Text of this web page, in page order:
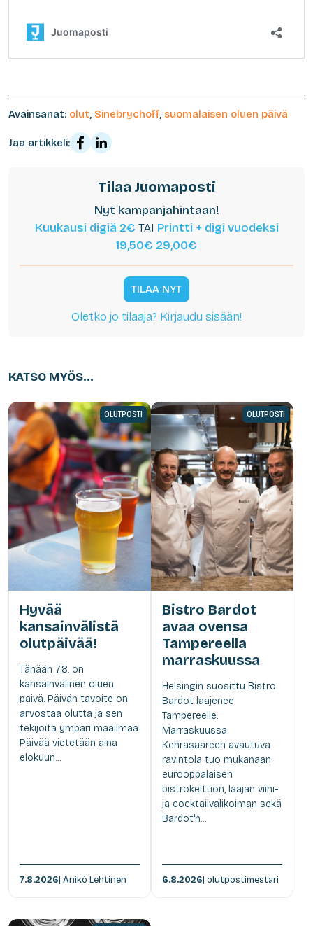
Avainsanat: olut, Sinebrychoff, suomalaisen oluen päivä
Jaa artikkeli:
Tilaa Juomaposti
Nyt kampanjahintaan!
Kuukausi digiä 2€ TAI Printti + digi vuodeksi
19,50€ 29,00€
TILAA NYT
Oletko jo tilaaja? Kirjaudu sisään!
KATSO MYÖS...
OLUTPOSTI
Hyvää
kansainvälistä
olutpäivää!
Tänään 7.8. on
kansainvälinen oluen
päivä. Päivän tavoite on
arvostaa olutta ja sen
tekijöitä ympäri maailmaa.
Päivää vietetään aina
elokuun...
7.8.2026| Anikó Lehtinen
OLUTPOSTI
Bistro Bardot
avaa ovensa
Tampereella
marraskuussa
Helsingin suosittu Bistro
Bardot laajenee
Tampereelle.
Marraskuussa
Kehräsaareen avautuva
ravintola tuo mukanaan
eurooppalaisen
bistrokeittiön, laajan viini-
ja cocktailvalikoiman sekä
Bardot'n...
6.8.2026| olutpostimestari